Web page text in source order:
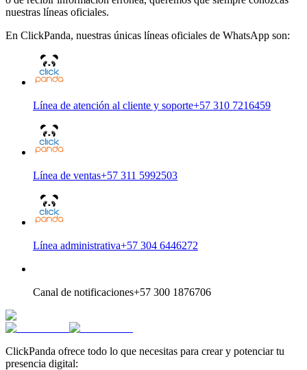
nuestras líneas oficiales.
En ClickPanda, nuestras únicas líneas oficiales de WhatsApp son:
Línea de atención al cliente y soporte+57 310 7216459
Línea de ventas+57 311 5992503
Línea administrativa+57 304 6446272
Canal de notificaciones+57 300 1876706
ClickPanda ofrece todo lo que necesitas para crear y potenciar tu
presencia digital: